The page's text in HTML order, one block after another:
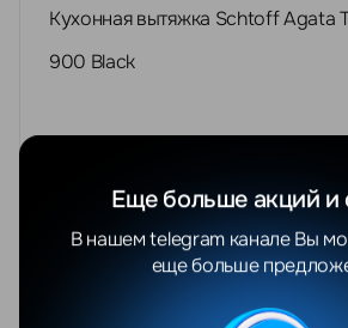
Кухонная вытяжка Schtoff Agata
900 Black
Под заказ
Еще больше акций и
В нашем telegram канале Вы
еще больше